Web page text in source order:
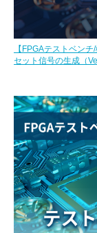
【FPGAテストベン
セット信号の生成（